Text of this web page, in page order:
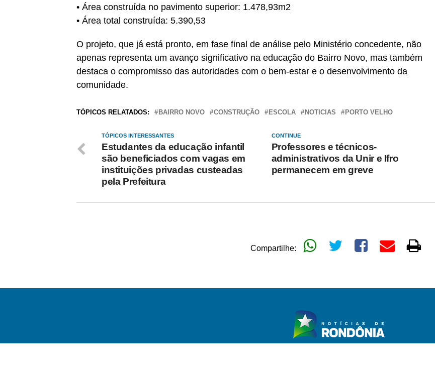
• Área construída no pavimento superior: 1.478,93m2
• Área total construída: 5.390,53
O projeto, que já está pronto, em fase final de análise pelo Ministério concedente, não
apenas representa um avanço significativo na educação do Bairro Novo, mas também
destaca o compromisso das autoridades com o bem-estar e o desenvolvimento da
comunidade.
TÓPICOS RELATADOS: BAIRRO NOVO CONSTRUÇÃO ESCOLA NOTICIAS PORTO VELHO
CONTINUE
Professores e técnicos-
administrativos da Unir e Ifro
permanecem em greve
TÓPICOS INTERESSANTES
Estudantes da educação infantil
são beneficiados com vagas em
instituições privadas custeadas
pela Prefeitura
Compartilhe: